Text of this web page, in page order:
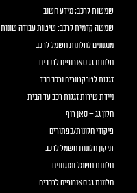
שמשות לרכב: מידע חשוב
שמשה קדמית לרכב: שיטות עבודה שונות
מנגנונים לחלונות חשמל לרכב
חלונות גג סאנרופים לרכבים
זגגות לטרקטורים ורכב כבד
ניידת שירות זגגות רכב עד הבית
חלון גג – סאן רוף
פיקודי חלונות/כפתורים
תיקון חלונות חשמל לרכב
חלונות חשמל ומנגנונים
חלונות גג סאנרופים לרכבים